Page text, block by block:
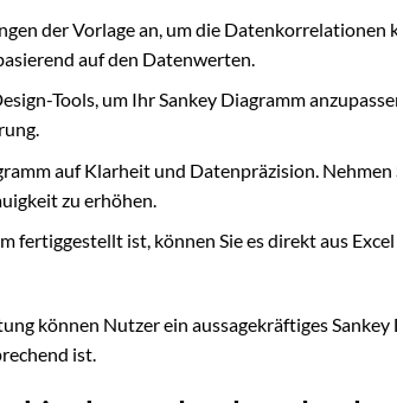
der Vorlage an, um die
auf den Datenwerten.
Tools, um Ihr Sankey Diagramm
auf Klarheit und Datenpräzision. Nehmen
zu erhöhen.
fertiggestellt ist, können Sie es direkt aus
können Nutzer ein aussagekräftiges Sankey
ist.